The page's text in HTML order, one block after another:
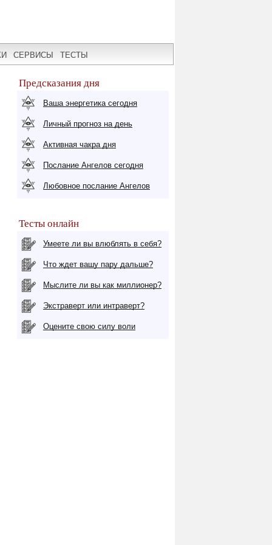
СЕРВИСЫ ТЕСТЫ
Предсказания дня
Ваша энергетика сегодня
Личный прогноз на день
Активная чакра дня
Послание Ангелов сегодня
Любовное послание Ангелов
Тесты онлайн
Умеете ли вы влюблять в себя?
Что ждет вашу пару дальше?
Мыслите ли вы как миллионер?
Экстраверт или интраверт?
Оцените свою силу воли